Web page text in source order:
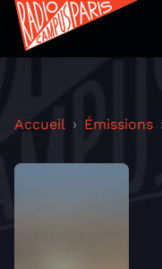
Accueil Émissions